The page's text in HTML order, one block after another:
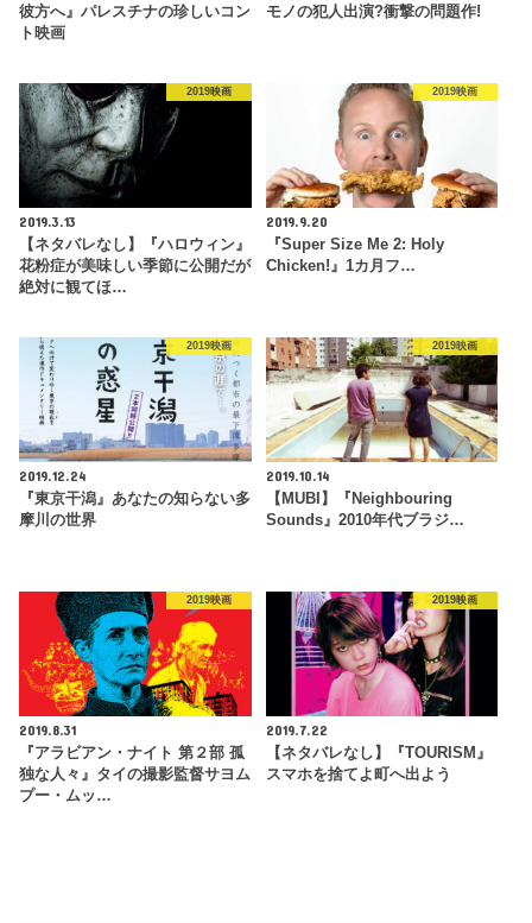
彼方へ』パレスチナの珍しいコン
ト映画
モノの犯人出演?衝撃の問題作!
2019映画
2019.3.13
【ネタバレなし】『ハロウィン』
花粉症が美味しい季節に公開だが
絶対に観てほ…
2019映画
2019.9.20
『Super Size Me 2: Holy
Chicken!』1カ月フ…
2019映画
2019.12.24
『東京干潟』あなたの知らない多
摩川の世界
2019映画
2019.10.14
【MUBI】『Neighbouring
Sounds』2010年代ブラジ…
2019映画
2019.8.31
『アラビアン・ナイト 第２部 孤
独な人々』タイの撮影監督サヨム
プー・ムッ…
2019映画
2019.7.22
【ネタバレなし】『TOURISM』
スマホを捨てよ町へ出よう